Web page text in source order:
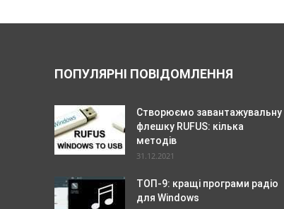
ПОПУЛЯРНІ ПОВІДОМЛЕННЯ
Створюємо завантажувальну
флешку RUFUS: кілька
методів
31.12.2021
ТОП-9: кращі програми радіо
для Windows